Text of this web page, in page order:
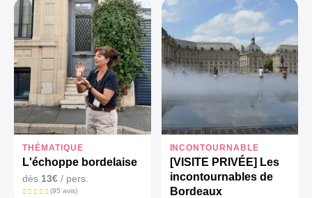
THÉMATIQUE
L'échoppe bordelaise
dès 13€ / pers.
(95 avis)
INCONTOURNABLE
[VISITE PRIVÉE] Les
incontournables de
Bordeaux